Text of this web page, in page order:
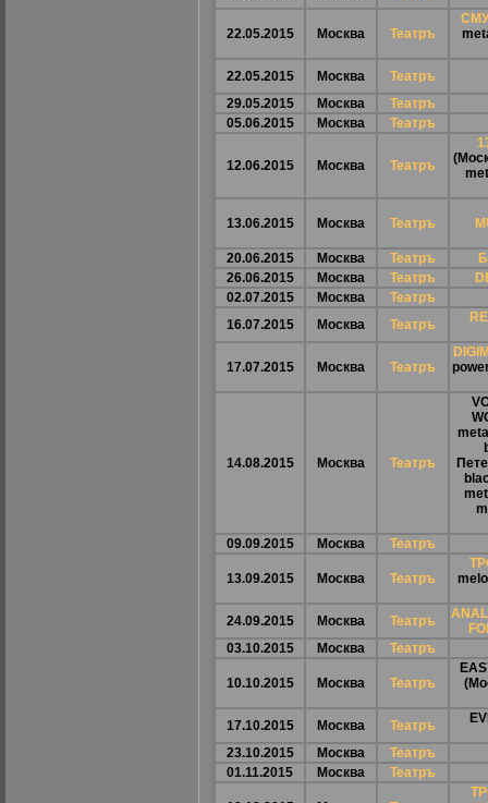
22.05.2015 Москва Театръ
22.05.2015 Москва
Театръ
29.05.2015
Москва
Театръ
05.06.2015
Москва Театръ
12.06.2015 Москва Театръ
13.06.2015 Москва Театръ
20.06.2015 Москва Театръ
26.06.2015
Москва Театръ
02.07.2015
Москва
Театръ
16.07.2015
Москва Театръ
17.07.2015 Москва Театръ
14.08.2015 Москва Театръ
09.09.2015 Москва Театръ
13.09.2015 Москва Театръ
24.09.2015 Москва Театръ
03.10.2015
Москва Театръ
10.10.2015 Москва Театръ
17.10.2015 Москва Театръ
23.10.2015 Москва
Театръ
01.11.2015
Москва Театръ